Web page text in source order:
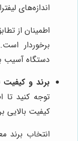
اندازه‌های
اطمینان از
برخوردار
دستگاه آسیب
برند و کیفیت
توجه کنید
کیفیت بالایی
انتخاب برند